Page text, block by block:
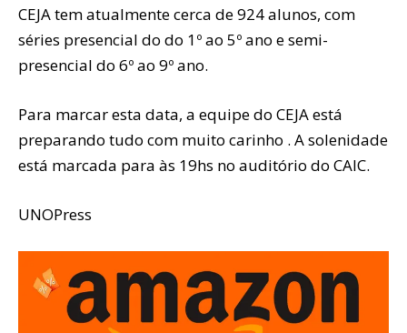
CEJA tem atualmente cerca de 924 alunos, com
séries presencial do do 1º ao 5º ano e semi-
presencial do 6º ao 9º ano.
Para marcar esta data, a equipe do CEJA está
preparando tudo com muito carinho . A solenidade
está marcada para às 19hs no auditório do CAIC.
UNOPress